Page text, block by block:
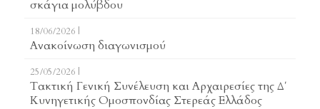
σκάγια μολύβδου
18/06/2026 |
Ανακοίνωση διαγωνισμού
25/05/2026 |
Τακτική Γενική Συνέλευση και Αρχαιρεσίες της Δ΄
Κυνηγετικής Ομοσπονδίας Στερεάς Ελλάδος